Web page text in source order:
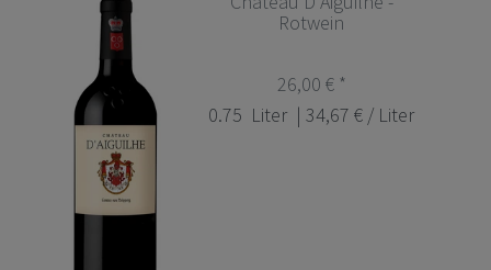
Rotwein
26,00 € *
0.75 Liter | 34,67 € / Liter